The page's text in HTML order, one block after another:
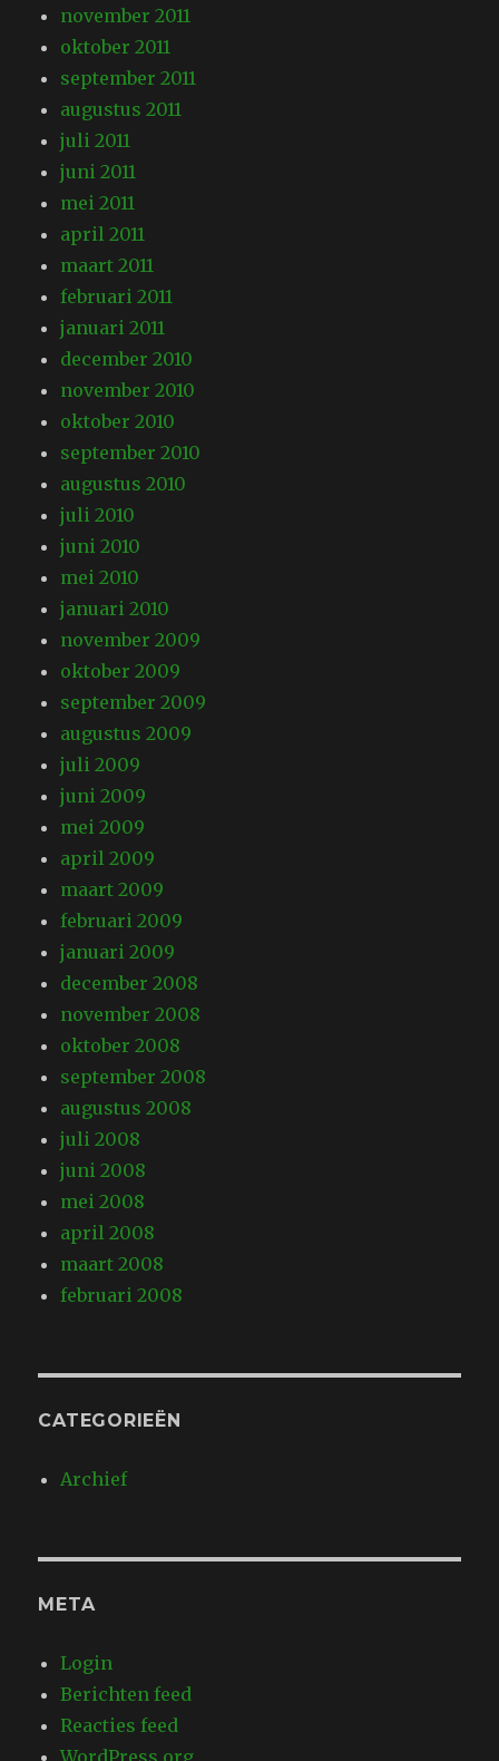
november 2011
oktober 2011
september 2011
augustus 2011
juli 2011
juni 2011
mei 2011
april 2011
maart 2011
februari 2011
januari 2011
december 2010
november 2010
oktober 2010
september 2010
augustus 2010
juli 2010
juni 2010
mei 2010
januari 2010
november 2009
oktober 2009
september 2009
augustus 2009
juli 2009
juni 2009
mei 2009
april 2009
maart 2009
februari 2009
januari 2009
december 2008
november 2008
oktober 2008
september 2008
augustus 2008
juli 2008
juni 2008
mei 2008
april 2008
maart 2008
februari 2008
CATEGORIEËN
Archief
META
Login
Berichten feed
Reacties feed